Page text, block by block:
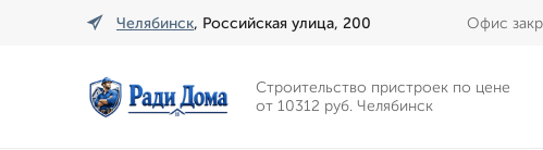
Челябинск, Российская улица, 200 Офис
Строительство пристроек по цене
от 10312 руб. Челябинск